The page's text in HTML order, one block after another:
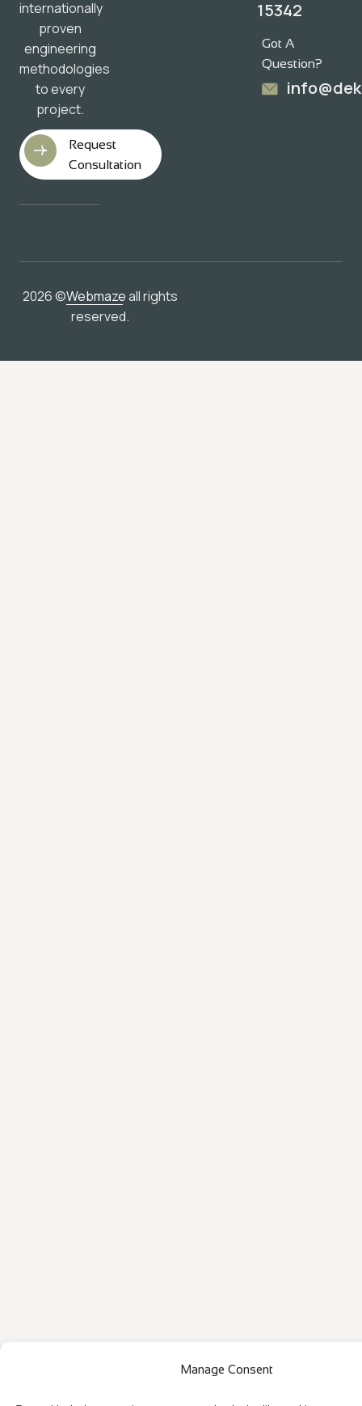
Manage Consent
internationally
proven
engineering
methodologies
to every
project.
Request
Consultation
15342
Got A
Question?
2026 ©Webmazeall rights
reserved.